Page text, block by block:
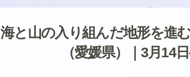
海と山の入り組んだ地形を進
（愛媛県）｜3月14